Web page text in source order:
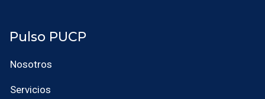
Pulso PUCP
Nosotros
Servicios